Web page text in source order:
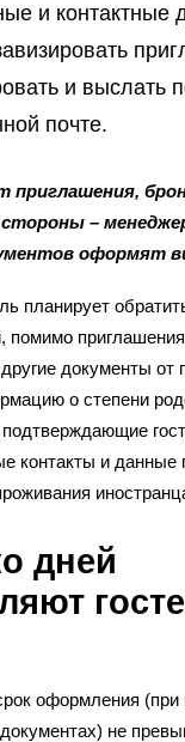
и контактные
и выслать
почте.
приглашения,
–
оформят
планирует
помимо
другие документы
о степени
контакты и
дней
оформления
не